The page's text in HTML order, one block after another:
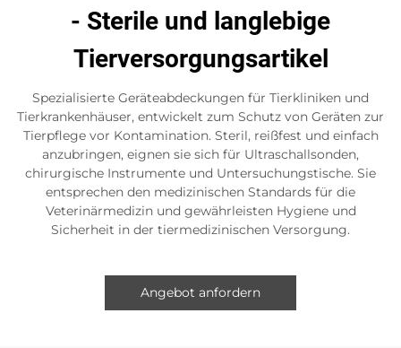
- Sterile und langlebige
Tierversorgungsartikel
Spezialisierte Geräteabdeckungen für Tierkliniken und
Tierkrankenhäuser, entwickelt zum Schutz von Geräten zur
Tierpflege vor Kontamination. Steril, reißfest und einfach
anzubringen, eignen sie sich für Ultraschallsonden,
chirurgische Instrumente und Untersuchungstische. Sie
entsprechen den medizinischen Standards für die
Veterinärmedizin und gewährleisten Hygiene und
Sicherheit in der tiermedizinischen Versorgung.
Angebot anfordern